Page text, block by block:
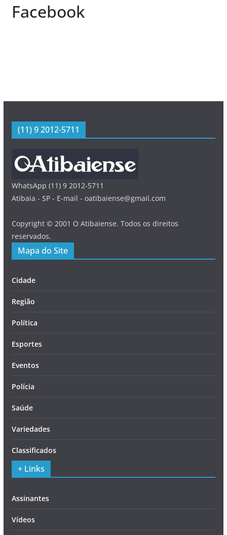
Facebook
(11) 9 2012-5711
WhatsApp (11) 9 2012-5711
Atibaia - SP - E-mail - oatibaiense@gmail.com
Copyright © 2001 O Atibaiense. Todos os direitos
reservados.
Mapa do Site
Cidade
Região
Política
Esportes
Eventos
Polícia
Saúde
Variedades
Classificados
+ Links
Assinantes
Vídeos